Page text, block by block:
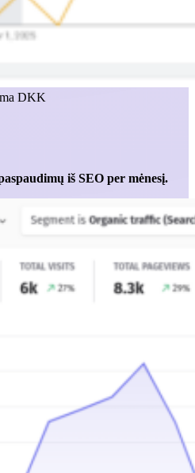
DKK
iš SEO per mėnesį.